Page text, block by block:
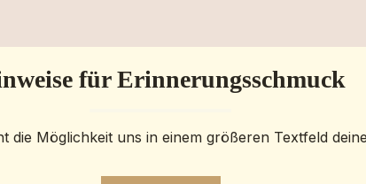
für Erinnerungsschmuck
die Möglichkeit uns in einem größeren Textfeld